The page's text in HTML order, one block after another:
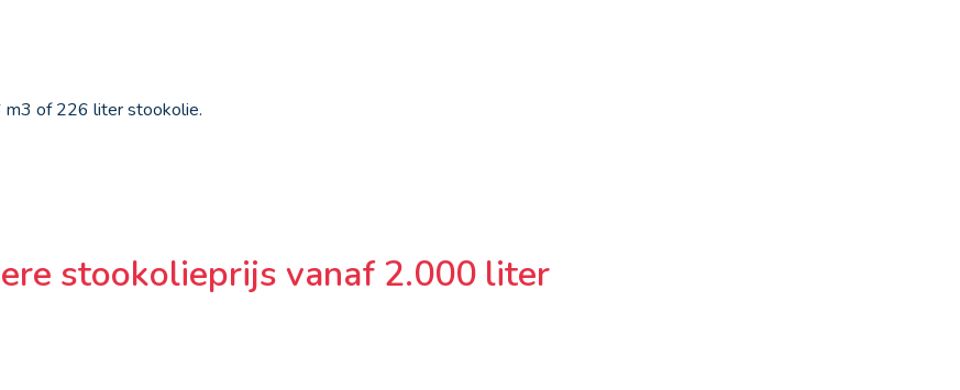
of 226 liter stookolie.
stookolieprijs vanaf 2.000 liter